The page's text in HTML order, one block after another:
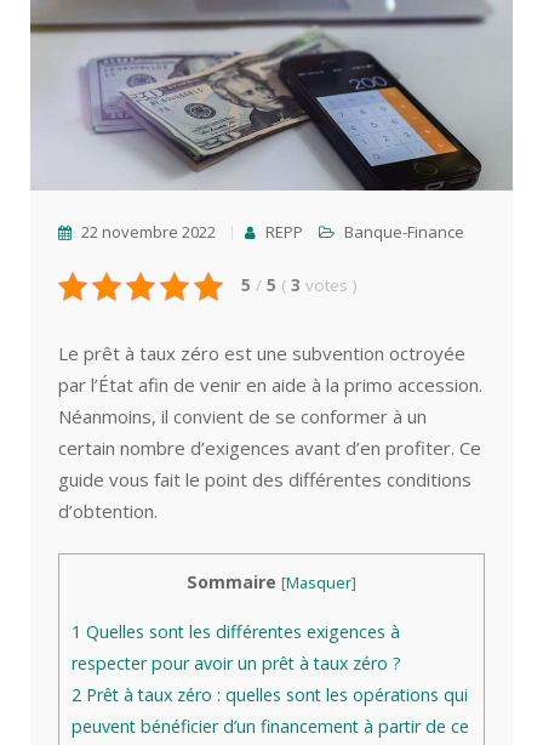
22 novembre 2022 REPP Banque-Finance
5 / 5 ( 3 votes)
Le prêt à taux zéro est une subvention octroyée
par l’État afin de venir en aide à la primo accession.
Néanmoins, il convient de se conformer à un
certain nombre d’exigences avant d’en profiter. Ce
guide vous fait le point des différentes conditions
d’obtention.
Sommaire [Masquer]
1 Quelles sont les différentes exigences à
respecter pour avoir un prêt à taux zéro ?
2 Prêt à taux zéro : quelles sont les opérations qui
peuvent bénéficier d’un financement à partir de ce